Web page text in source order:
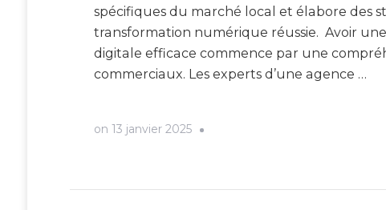
spécifiques du marché local et élabore des
transformation numérique réussie. Avoir
digitale efficace commence par une
commerciaux. Les experts d’une agence …
on 13 janvier 2025